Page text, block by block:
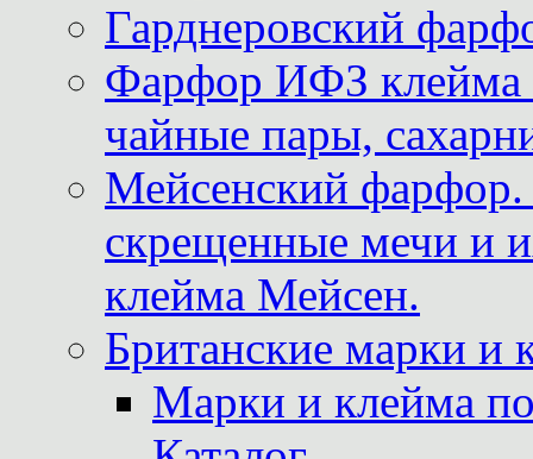
Гарднеровский
Фарфор ИФЗ клейма
чайные пары,
Мейсенский фарфор.
скрещенные мечи и
клейма Мейсен.
Британские марки и
Марки и клейма